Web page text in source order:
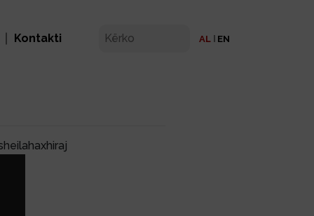
Kontakti AL EN